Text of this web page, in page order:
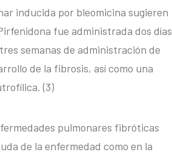
inducida por bleomicina sugieren
fue administrada dos días
semanas de administración de
de la fibrosis, así como una
(3)
pulmonares fibróticas
de la enfermedad como en la